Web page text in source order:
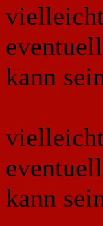
kann
kann